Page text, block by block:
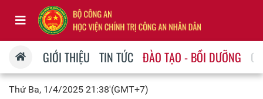
GIỚI THIỆU TIN TỨC ĐÀO TẠO - BỒI DƯỠNG
Thứ Ba, 1/4/2025 21:38'(GMT+7)